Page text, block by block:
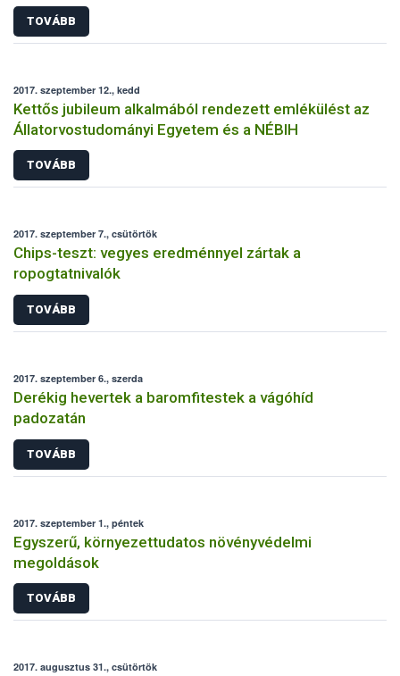
TOVÁBB
2017. szeptember 12., kedd
Kettős jubileum alkalmából rendezett emlékülést az
Állatorvostudományi Egyetem és a NÉBIH
TOVÁBB
2017. szeptember 7., csütörtök
Chips-teszt: vegyes eredménnyel zártak a
ropogtatnivalók
TOVÁBB
2017. szeptember 6., szerda
Derékig hevertek a baromfitestek a vágóhíd
padozatán
TOVÁBB
2017. szeptember 1., péntek
Egyszerű, környezettudatos növényvédelmi
megoldások
TOVÁBB
2017. augusztus 31., csütörtök